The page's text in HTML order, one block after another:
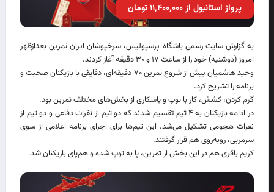
پرواز استانبول از ۱۱٬۴۰۰٬۰۰۰ تومان
به گزارش سایت رسمی باشگاه پرسپولیس، سرخپوشان ایران تمرین بعدازظهر
امروز (دوشنبه) خود را از ساعت ۱۷ و ۳۰ دقیقه آغاز کردند.
وحید هاشمیان پیش از شروع تمرین ۷۰ دقیقه‌ای، دقایقی با بازیکنان صحبت و
برنامه را تشریح کرد.
گرم کردن، کشش، کار با توپ و پاسکاری از بخش‌های مختلف تمرین بود.
در ادامه بازیکنان به ۴ تیم تقسیم شدند که دو تیم از نفرات دفاعی و دو تیم از
نفرات هجومی تشکیل می‌شد. این تیم‌ها برای اجرای برنامه اعلامی از سوی
سرمربی، روبه‌روی هم قرار گرفتند.
کریم باقری هم در این بخش از تمرین، پا به توپ شده و هم‌پای بازیکنان شد.